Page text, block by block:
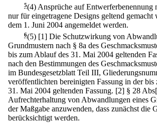
5(4) Ansprüche auf Entwerferbenennung
nur für eingetragene Designs geltend gemacht
dem 1. Juni 2004 angemeldet werden.
6(5) [1] Die Schutzwirkung von
Grundmustern nach § 8a des
bis zum Ablauf des 31. Mai 2004 geltenden
nach den Bestimmungen des
im Bundesgesetzblatt Teil III,
veröffentlichten bereinigten Fassung in der bis
31. Mai 2004 geltenden Fassung. [2] § 28
Aufrechterhaltung von Abwandlungen eines
der Maßgabe anzuwenden, dass zunächst die
berücksichtigt werden.